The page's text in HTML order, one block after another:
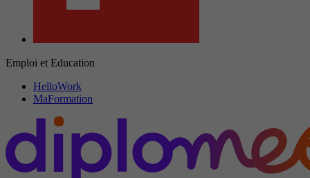
Emploi et Education
HelloWork
MaFormation